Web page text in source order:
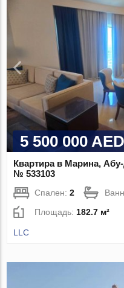
5 500 000 AED
Квартира в Марина,
№ 533103
Спален:2
Площадь:182.7 м²
LLC